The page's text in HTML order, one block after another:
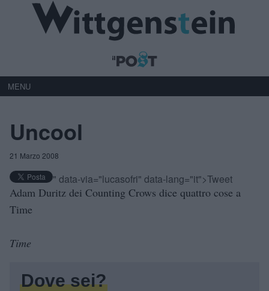
MENU
Uncool
21 Marzo 2008
" data-via="lucasofri" data-lang="it">Tweet
Adam Duritz dei Counting Crows dice quattro cose a
Time
Time
Dove sei?